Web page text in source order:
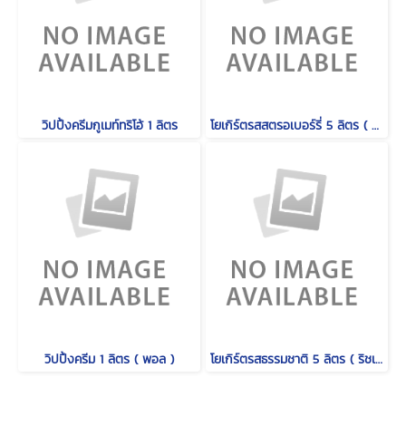
วิปปิ้งครีมกูเมท์ทริโอ้ 1 ลิตร โยเกิร์ตรสสตรอเบอร์รี่ 5 ลิตร ( ริชเชส )
วิปปิ้งครีม 1 ลิตร ( พอล ) โยเกิร์ตรสธรรมชาติ 5 ลิตร ( ริชเชส )